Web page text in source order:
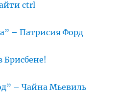
ctrl
– Патрисия Форд
Брисбене!
– Чайна Мьевиль